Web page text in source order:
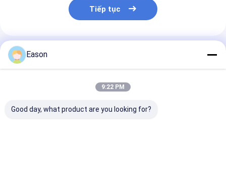
Tiếp tục
Sản Phẩm Khuyến Cáo
Eason
9:22 PM
Good day, what product are you looking for?